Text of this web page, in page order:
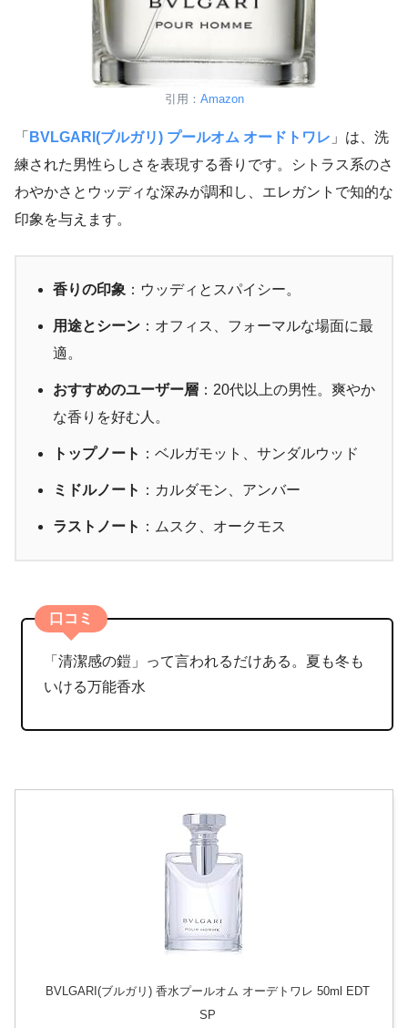
引用： Amazon
「 BVLGARI(ブルガリ) プールオム オードトワレ 」は、洗
練された男性らしさを表現する香りです。シトラス系のさ
わやかさとウッディな深みが調和し、エレガントで知的な
印象を与えます。
香りの印象 ：ウッディとスパイシー。
用途とシーン ：オフィス、フォーマルな場面に最
適。
おすすめのユーザー層 ：20代以上の男性。爽やか
な香りを好む人。
トップノート ：ベルガモット、サンダルウッド
ミドルノート ：カルダモン、アンバー
ラストノート ：ムスク、オークモス
口コミ
「清潔感の鎧」って言われるだけある。夏も冬も
いける万能香水
BVLGARI(ブルガリ) 香水プールオム オーデトワレ 50ml EDT
SP